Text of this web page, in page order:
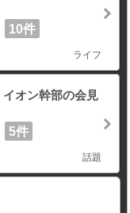
10件
ライフ
オン幹部の会見
5件
話題